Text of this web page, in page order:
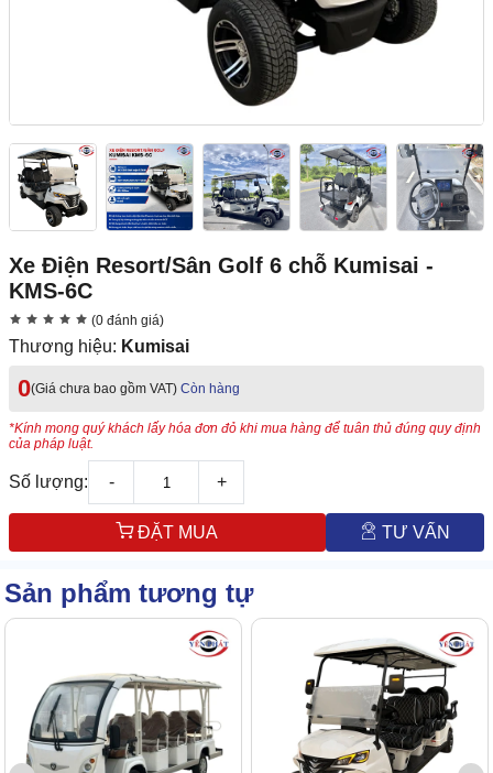
Xe Điện Resort/Sân Golf 6 chỗ Kumisai -
KMS-6C
(0 đánh giá)
Thương hiệu: Kumisai
0(Giá chưa bao gồm VAT) Còn hàng
*Kính mong quý khách lấy hóa đơn đỏ khi mua hàng để tuân thủ đúng quy định
của pháp luật.
Số lượng: - +
ĐẶT MUA TƯ VẤN
Sản phẩm tương tự